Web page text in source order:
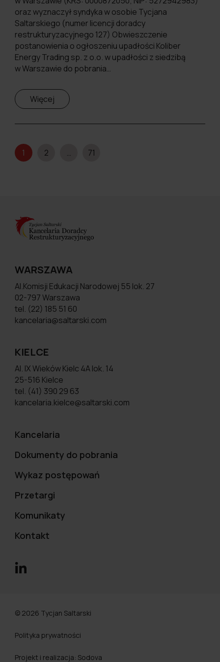
oraz wyznaczył syndyka w osobie Tycjana
Saltarskiego (numer licencji doradcy
restrukturyzacyjnego 127) Obwieszczenie
postanowienia o ogłoszeniu upadłości Koliber
Energy Trading sp. z o.o. w upadłości z siedzibą
w Warszawie do pobrania…
Więcej
Stronicowanie
wpisów
1 2 … 71
WARSZAWA
Al.Komisji Edukacji Narodowej 55 lok. 27
02-797 Warszawa
tel. (22) 185 51 60
kancelaria@saltarski.com
KIELCE
Al. IX Wieków Kielc 4A lok. 14
25-516 Kielce
tel. (41) 390 29 63
kancelaria.kielce@saltarski.com
Kancelaria
Dokumenty do pobrania
Wykaz postępowań
Przetargi
Komunikaty
Kontakt
© 2026 Tycjan Saltarski
Polityka prywatności
Projekt i realizacja: Sodova